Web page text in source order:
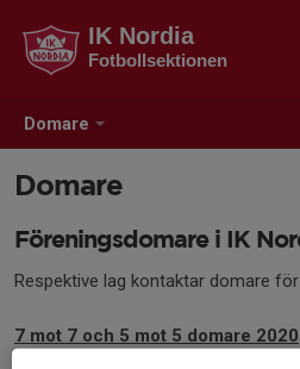
Domare
IK Nordia
Fotbollsektionen
Domare
Föreningsdomare i IK
Respektive lag kontaktar domare
7 mot 7 och 5 mot 5 domare 2020